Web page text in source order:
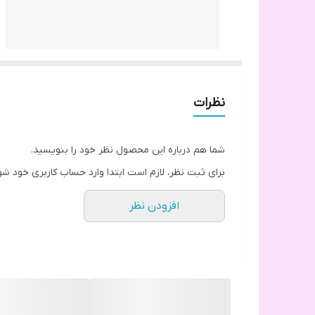
نظرات
شما هم درباره این محصول نظر خود را بنویسید.
برای ثبت نظر، لازم است ابتدا وارد حساب کاربری خود
افزودن نظر